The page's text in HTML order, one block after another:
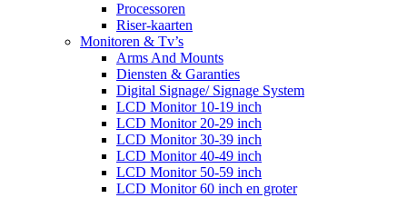
Processoren
Riser-kaarten
Monitoren & Tv’s
Arms And Mounts
Diensten & Garanties
Digital Signage/ Signage System
LCD Monitor 10-19 inch
LCD Monitor 20-29 inch
LCD Monitor 30-39 inch
LCD Monitor 40-49 inch
LCD Monitor 50-59 inch
LCD Monitor 60 inch en groter